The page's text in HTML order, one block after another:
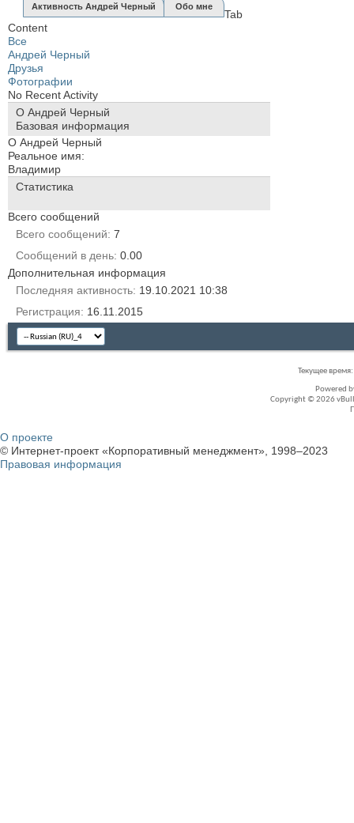
Активность Андрей Черный Обо мне
Tab
Content
Все
Андрей Черный
Друзья
Фотографии
No Recent Activity
О Андрей Черный
Базовая информация
О Андрей Черный
Реальное имя:
Владимир
Статистика
Всего сообщений
Всего сообщений 7
Сообщений в день 0.00
Дополнительная информация
Последняя активность 19.10.2021 10:38
Регистрация
16.11.2015
Текущее время:
Powered
Copyright © 2026
О проекте
© Интернет-проект «Корпоративный менеджмент», 1998–2023
Правовая информация